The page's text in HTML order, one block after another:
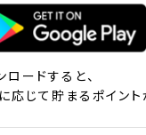
ードすると、
じて貯まるポイント